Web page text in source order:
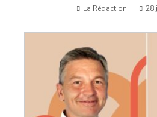
La Rédaction 28